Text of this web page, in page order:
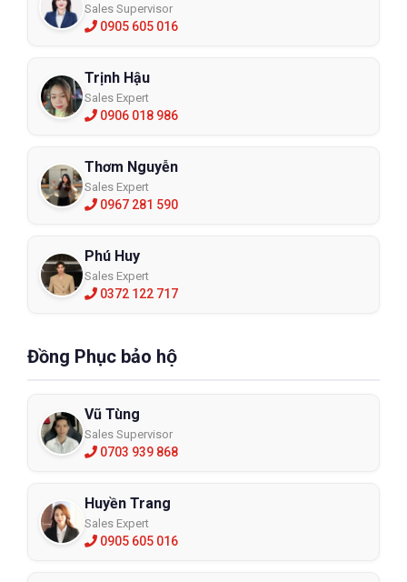
Sales Supervisor
0905 605 016
Trịnh Hậu
Sales Expert
0906 018 986
Thơm Nguyễn
Sales Expert
0967 281 590
Phú Huy
Sales Expert
0372 122 717
Đồng Phục bảo hộ
Vũ Tùng
Sales Supervisor
0703 939 868
Huyền Trang
Sales Expert
0905 605 016